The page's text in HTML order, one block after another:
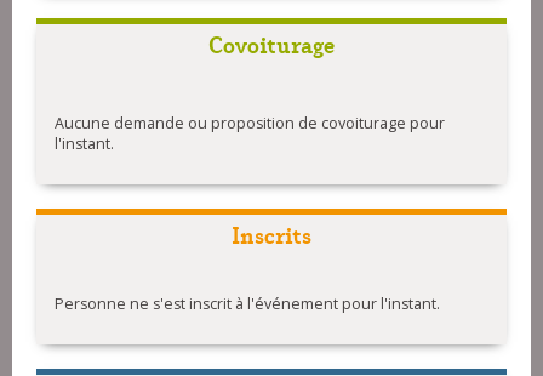
Covoiturage
Aucune demande ou proposition de covoiturage pour
l'instant.
Inscrits
Personne ne s'est inscrit à l'événement pour l'instant.